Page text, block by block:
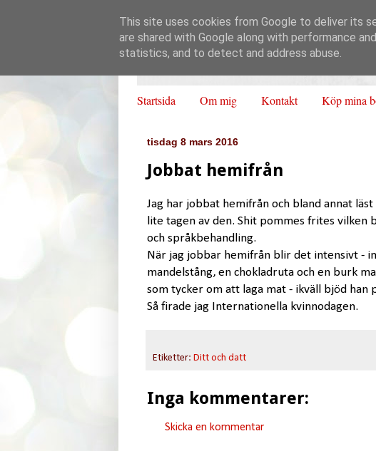
Startsida Om mig Kontakt Köp mina
tisdag 8 mars 2016
Jobbat hemifrån
Jag har jobbat hemifrån och bland annat läst
lite tagen av den. Shit pommes frites vilken
och språkbehandling.
När jag jobbar hemifrån blir det intensivt -
mandelstång, en chokladruta och en burk
som tycker om att laga mat - ikväll bjöd han
Så firade jag Internationella kvinnodagen.
Etiketter: Ditt och datt
Inga kommentarer:
Skicka en kommentar
This site uses cookies from Google to deliver its
are shared with Google along with performance
statistics, and to detect and address abuse.